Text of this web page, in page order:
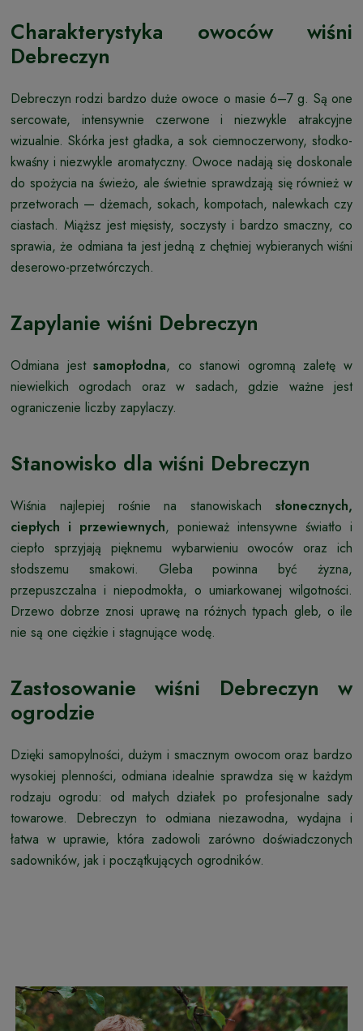
Charakterystyka owoców wiśni
Debreczyn
Debreczyn rodzi bardzo duże owoce o masie 6–7 g. Są one
sercowate, intensywnie czerwone i niezwykle atrakcyjne
wizualnie. Skórka jest gładka, a sok ciemnoczerwony, słodko-
kwaśny i niezwykle aromatyczny. Owoce nadają się doskonale
do spożycia na świeżo, ale świetnie sprawdzają się również w
przetworach — dżemach, sokach, kompotach, nalewkach czy
ciastach. Miąższ jest mięsisty, soczysty i bardzo smaczny, co
sprawia, że odmiana ta jest jedną z chętniej wybieranych wiśni
deserowo-przetwórczych.
Zapylanie wiśni Debreczyn
Odmiana jestsamopłodna, co stanowi ogromną zaletę w
niewielkich ogrodach oraz w sadach, gdzie ważne jest
ograniczenie liczby zapylaczy.
Stanowisko dla wiśni Debreczyn
Wiśnia najlepiej rośnie na stanowiskach słonecznych,
ciepłych i przewiewnych, ponieważ intensywne światło i
ciepło sprzyjają pięknemu wybarwieniu owoców oraz ich
słodszemu smakowi. Gleba powinna być żyzna,
przepuszczalna i niepodmokła, o umiarkowanej wilgotności.
Drzewo dobrze znosi uprawę na różnych typach gleb, o ile
nie są one ciężkie i stagnujące wodę.
Zastosowanie wiśni Debreczyn w
ogrodzie
Dzięki samopylności, dużym i smacznym owocom oraz bardzo
wysokiej plenności, odmiana idealnie sprawdza się w każdym
rodzaju ogrodu: od małych działek po profesjonalne sady
towarowe. Debreczyn to odmiana niezawodna, wydajna i
łatwa w uprawie, która zadowoli zarówno doświadczonych
sadowników, jak i początkujących ogrodników.